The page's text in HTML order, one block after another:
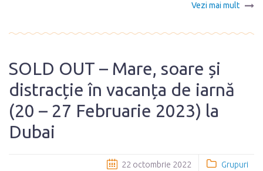
Vezi mai mult
SOLD OUT – Mare, soare și
distracție în vacanța de iarnă
(20 – 27 Februarie 2023) la
Dubai
22 octombrie 2022 Grupuri